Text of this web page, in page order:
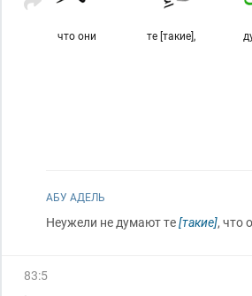
те [такие],
что они
АБУ АДЕЛЬ
Неужели не думают те[такие], что
83:5